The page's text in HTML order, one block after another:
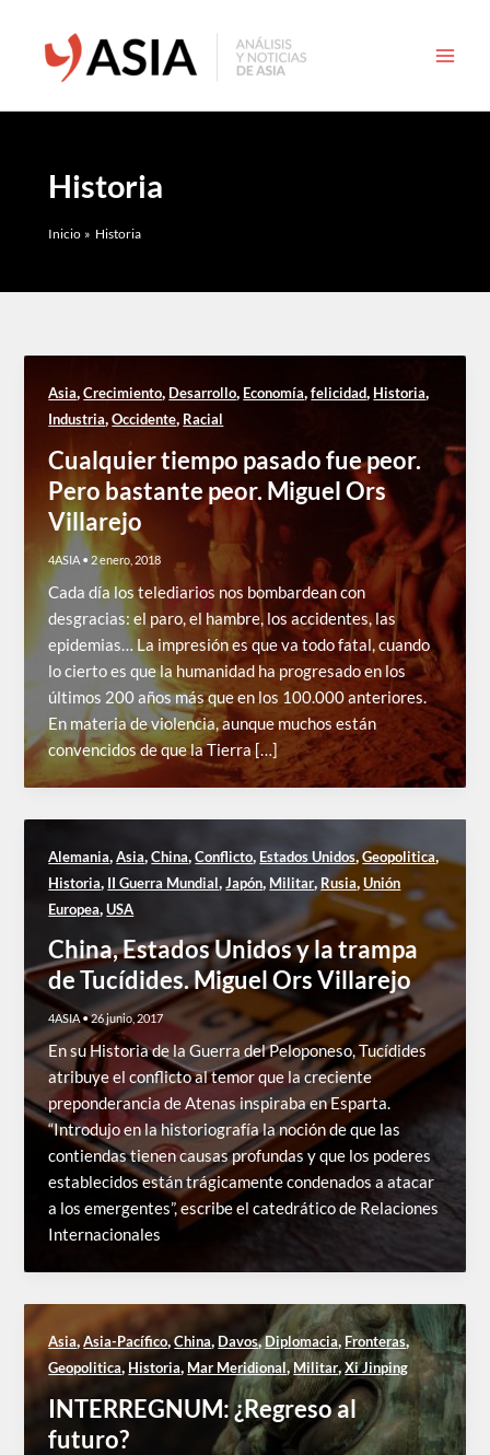
contenido
Historia
Inicio Historia
Asia,Crecimiento, Desarrollo, Economía,felicidad, Historia,
Industria,Occidente, Racial
Cualquier tiempo pasado fue peor.
Pero bastante peor. Miguel Ors
Villarejo
4ASIA •2 enero, 2018
Cada día los telediarios nos bombardean con
desgracias: el paro, el hambre, los accidentes, las
epidemias… La impresión es que va todo fatal, cuando
lo cierto es que la humanidad ha progresado en los
últimos 200 años más que en los 100.000 anteriores.
En materia de violencia, aunque muchos están
convencidos de que la Tierra […]
Alemania,Asia,China,Conflicto, Estados Unidos,Geopolitica,
Historia, II Guerra Mundial,Japón, Militar, Rusia,Unión
Europea,USA
China, Estados Unidos y la trampa
de Tucídides. Miguel Ors Villarejo
4ASIA •26 junio, 2017
En su Historia de la Guerra del Peloponeso, Tucídides
atribuye el conflicto al temor que la creciente
preponderancia de Atenas inspiraba en Esparta.
“Introdujo en la historiografía la noción de que las
contiendas tienen causas profundas y que los poderes
establecidos están trágicamente condenados a atacar
a los emergentes”, escribe el catedrático de Relaciones
Internacionales
Asia,Asia-Pacífico,China, Davos,Diplomacia, Fronteras,
Geopolitica, Historia, Mar Meridional,Militar,Xi Jinping
INTERREGNUM: ¿Regreso al
futuro?